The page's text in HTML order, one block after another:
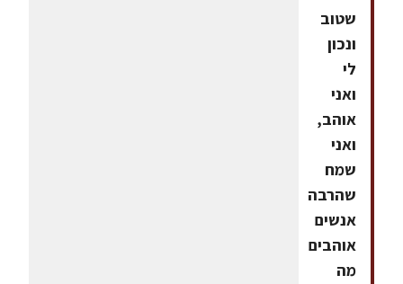
שטוב
ונכון
לי
ואני
אוהב,
ואני
שמח
שהרבה
אנשים
אוהבים
מה